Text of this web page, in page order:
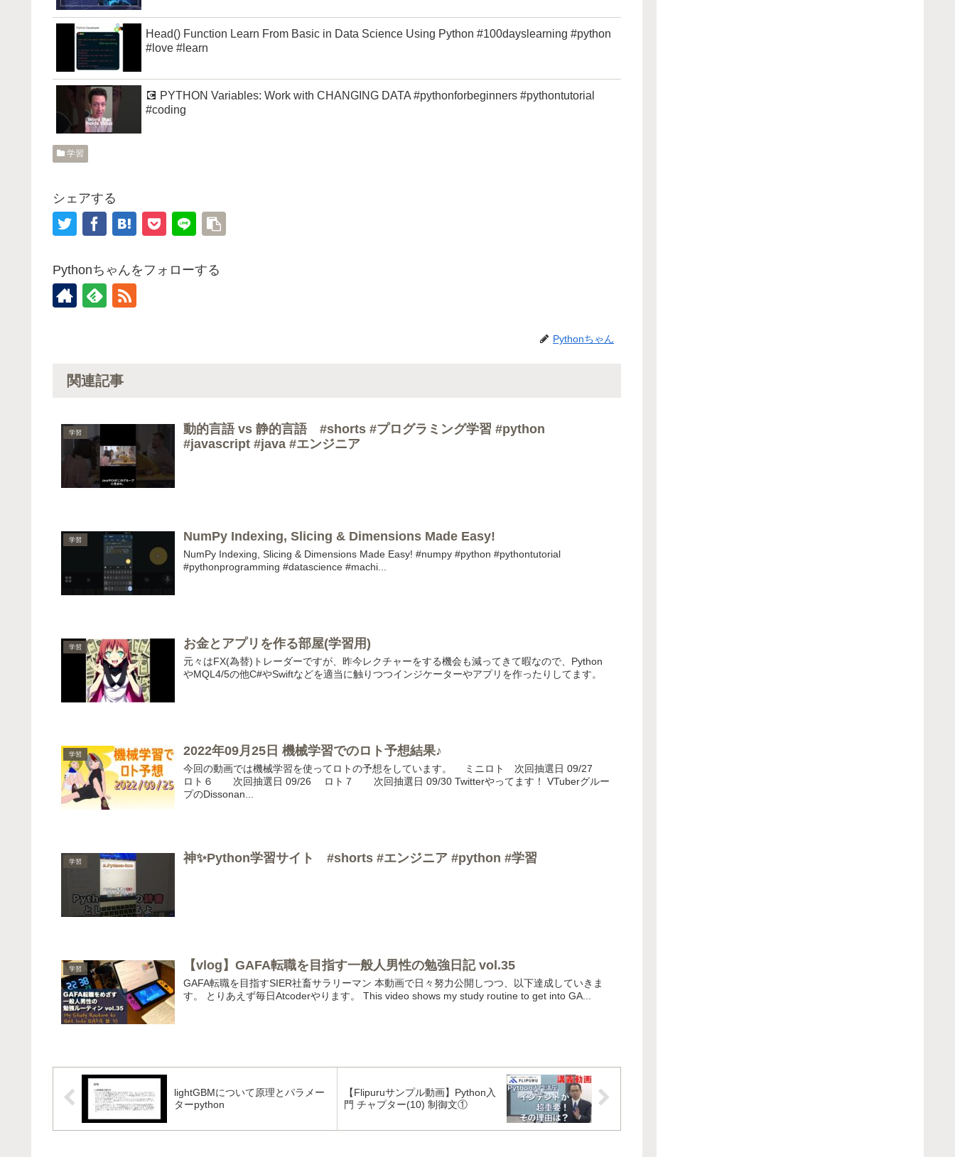
Head() Function Learn From Basic in Data Science Using Python #100dayslearning #python
#love #learn
💽 PYTHON Variables: Work with CHANGING DATA #pythonforbeginners #pythontutorial
#coding
学習
シェアする
Pythonちゃんをフォローする
Pythonちゃん
関連記事
学習
動的言語 vs 静的言語 #shorts #プログラミング学習 #python
#javascript #java #エンジニア
学習 NumPy Indexing, Slicing & Dimensions Made Easy!
NumPy Indexing, Slicing & Dimensions Made Easy! #numpy #python #pythontutorial
#pythonprogramming #datascience #machi...
学習 お金とアプリを作る部屋(学習用)
元々はFX(為替)トレーダーですが、昨今レクチャーをする機会も減ってきて暇なので、Python
やMQL4/5の他C#やSwiftなどを適当に触りつつインジケーターやアプリを作ったりしてます。
学習 2022年09月25日 機械学習でのロト予想結果♪
今回の動画では機械学習を使ってロトの予想をしています。 ミニロト 次回抽選日 09/27
ロト６ 次回抽選日 09/26 ロト７ 次回抽選日 09/30 Twitterやってます！ VTuberグルー
プのDissonan...
学習 神✨Python学習サイト #shorts #エンジニア #python #学習
学習 【vlog】GAFA転職を目指す一般人男性の勉強日記 vol.35
GAFA転職を目指すSIER社畜サラリーマン 本動画で日々努力公開しつつ、以下達成していきま
す。 とりあえず毎日Atcoderやります。 This video shows my study routine to get into GA...
lightGBMについて原理とパラメー
ターpython
【Flipuruサンプル動画】Python入
門 チャプター(10) 制御文①